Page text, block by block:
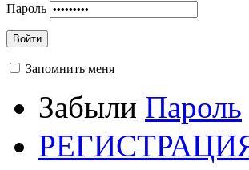
Пароль
Войти
Запомнить меня
Забыли Пароль